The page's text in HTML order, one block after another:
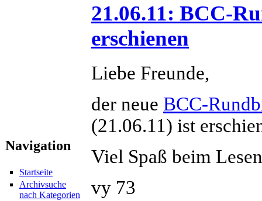
Navigation
Startseite
Archivsuche
nach Kategorien
21.06.11: BCC-
erschienen
Liebe Freunde,
der neue BCC-
(21.06.11) ist
Viel Spaß beim
vy 73